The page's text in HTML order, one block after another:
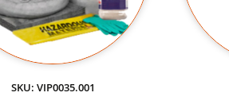
SKU: VIP0035.001